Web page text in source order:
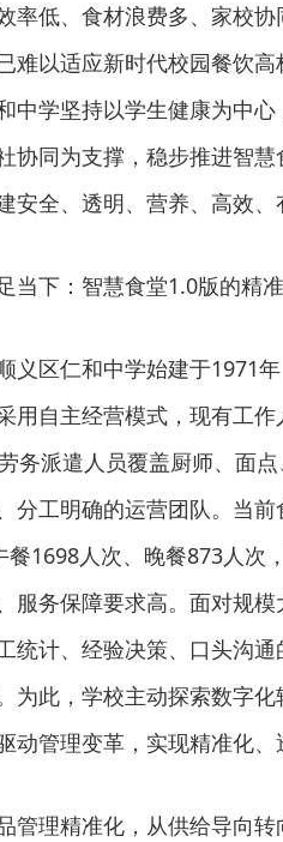
率低、食材浪费多、家校
难以适应新时代校园餐饮
中学坚持以学生健康为中
协同为支撑，稳步推进智
安全、透明、营养、高效、
当下：智慧食堂1.0版的精
义区仁和中学始建于1971
用自主经营模式，现有工
务派遣人员覆盖厨师、面
分工明确的运营团队。当
餐1698人次、晚餐873人次
服务保障要求高。面对规
统计、经验决策、口头沟
为此，学校主动探索数字
动管理变革，实现精准化、
管理精准化，从供给导向